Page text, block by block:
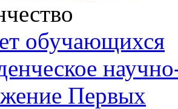
обучающихся
Первых